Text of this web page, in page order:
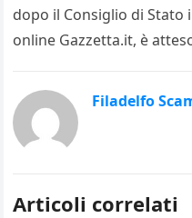
dopo il Consiglio di
online Gazzetta.it, è
Filadelfo
Articoli correlati